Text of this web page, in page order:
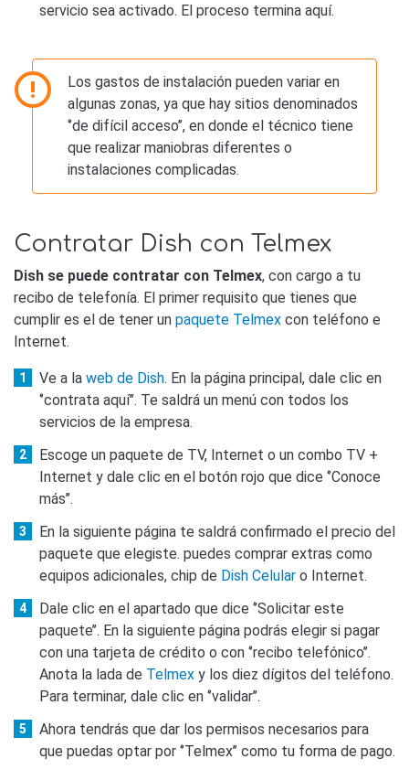
servicio sea activado. El proceso termina aquí.
Los gastos de instalación pueden variar en
algunas zonas, ya que hay sitios denominados
‘’de difícil acceso’’, en donde el técnico tiene
que realizar maniobras diferentes o
instalaciones complicadas.
Contratar Dish con Telmex
Dish se puede contratar con Telmex, con cargo a tu
recibo de telefonía. El primer requisito que tienes que
cumplir es el de tener un paquete Telmex con teléfono e
Internet.
Ve a la web de Dish. En la página principal, dale clic en
‘’contrata aquí’’. Te saldrá un menú con todos los
servicios de la empresa.
Escoge un paquete de TV, Internet o un combo TV +
Internet y dale clic en el botón rojo que dice ‘’Conoce
más’’.
En la siguiente página te saldrá confirmado el precio del
paquete que elegiste. puedes comprar extras como
equipos adicionales, chip de Dish Celular o Internet.
Dale clic en el apartado que dice ‘’Solicitar este
paquete’’. En la siguiente página podrás elegir si pagar
con una tarjeta de crédito o con ‘’recibo telefónico’’.
Anota la lada de Telmex y los diez dígitos del teléfono.
Para terminar, dale clic en ‘’validar’’.
Ahora tendrás que dar los permisos necesarios para
que puedas optar por ‘’Telmex’’ como tu forma de pago.